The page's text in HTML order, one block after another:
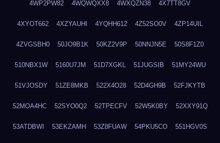
4WP2PW82 4WQWQXX8 4WXQZN38 4X7TT8GV
4XYOT662 4XZYAUHI 4YQHH612 4Z52SO0V 4ZP14UIL
4ZVGSBH0 50JO9B1K 50KZ2V9P 50NNJN5E 50S8F1Z0
510NBX1W 5160U7JM 51D7XGKL 51JUGSIB 51MY24WU
51VJOSDY 51ZE8MKB 522X4O28 52D4GH9B 52FJKYTB
52MOA4HC 52SYO0Q2 52TPECFV 52W5K0BY 52XXY91Q
53ATDBWI 53EKZAMH 53Z8FUAW 54PKU5CO 551HGV0S